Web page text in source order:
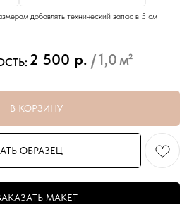
добавлять технический запас в 5 см
2 500 р. /1,0м²
В КОРЗИНУ
ОБРАЗЕЦ
МАКЕТ